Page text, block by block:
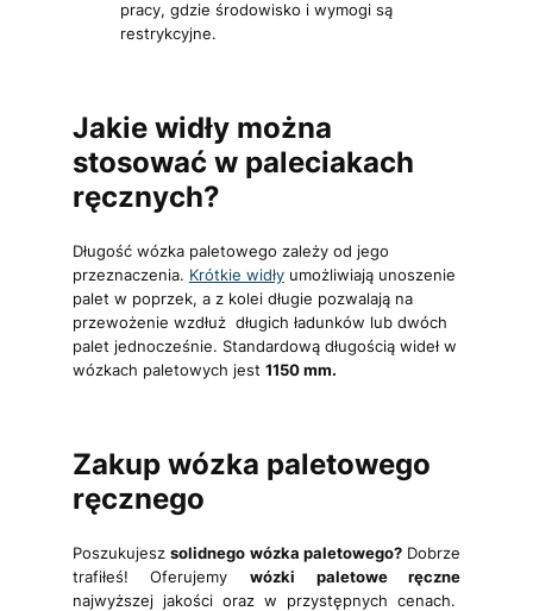
pracy, gdzie środowisko i wymogi są
restrykcyjne.
Jakie widły można
stosować w paleciakach
ręcznych?
Długość wózka paletowego zależy od jego
przeznaczenia. Krótkie widłyumożliwiają unoszenie
palet w poprzek, a z kolei długie pozwalają na
przewożenie wzdłuż długich ładunków lub dwóch
palet jednocześnie. Standardową długością wideł w
wózkach paletowych jest 1150 mm.
Zakup wózka paletowego
ręcznego
Poszukujeszsolidnego wózka paletowego?Dobrze
trafiłeś! Oferujemy wózki paletowe ręczne
najwyższej jakości oraz w przystępnych cenach.